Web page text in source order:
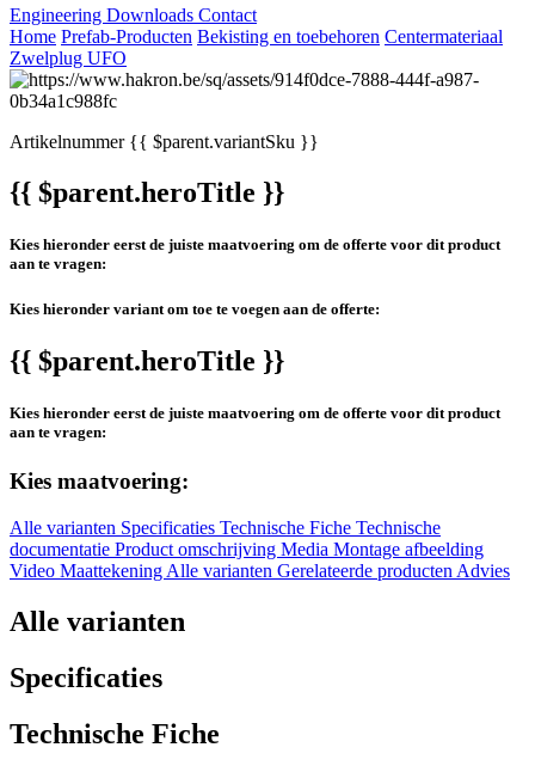
Engineering Downloads Contact
Home Prefab-Producten Bekisting en toebehoren Centermateriaal
Zwelplug UFO
Artikelnummer{{ $parent.variantSku }}
{{ $parent.heroTitle }}
Kies hieronder eerst de juiste maatvoering om de offerte voor dit product
aan te vragen:
Kies hieronder variant om toe te voegen aan de offerte:
{{ $parent.heroTitle }}
Kies hieronder eerst de juiste maatvoering om de offerte voor dit product
aan te vragen:
Kies maatvoering:
Alle varianten Specificaties Technische Fiche Technische
documentatie Product omschrijving Media Montage afbeelding
Video Maattekening Alle varianten Gerelateerde producten Advies
Alle varianten
Specificaties
Technische Fiche